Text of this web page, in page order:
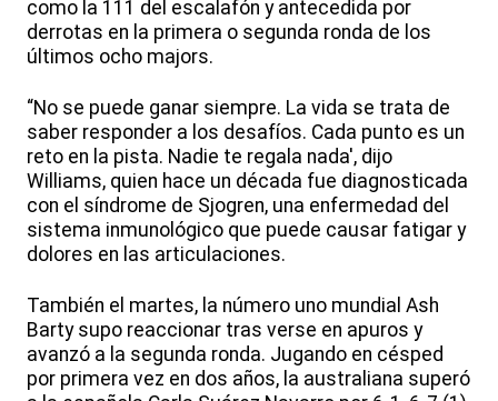
como la 111 del escalafón y antecedida por
derrotas en la primera o segunda ronda de los
últimos ocho majors.
“No se puede ganar siempre. La vida se trata de
saber responder a los desafíos. Cada punto es un
reto en la pista. Nadie te regala nada', dijo
Williams, quien hace un década fue diagnosticada
con el síndrome de Sjogren, una enfermedad del
sistema inmunológico que puede causar fatigar y
dolores en las articulaciones.
También el martes, la número uno mundial Ash
Barty supo reaccionar tras verse en apuros y
avanzó a la segunda ronda. Jugando en césped
por primera vez en dos años, la australiana superó